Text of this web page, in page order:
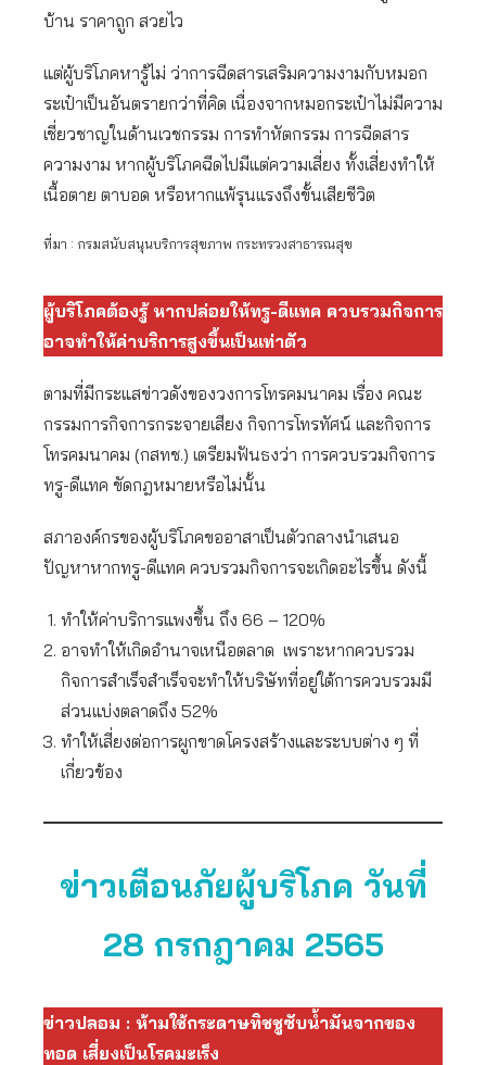
บ้าน ราคาถูก สวยไว
แต่ผู้บริโภคหารู้ไม่ ว่าการฉีดสารเสริมความงามกับหมอก
ระเป๋าเป็นอันตรายกว่าที่คิด เนื่องจากหมอกระเป๋าไม่มีความ
เชี่ยวชาญในด้านเวชกรรม การทำหัตกรรม การฉีดสาร
ความงาม หากผู้บริโภคฉีดไปมีแต่ความเสี่ยง ทั้งเสี่ยงทำให้
เนื้อตาย ตาบอด หรือหากแพ้รุนแรงถึงขั้นเสียชีวิต
ที่มา : กรมสนับสนุนบริการสุขภาพ กระทรวงสาธารณสุข
ผู้บริโภคต้องรู้ หากปล่อยให้ทรู-ดีแทค ควบรวมกิจการ
อาจทำให้ค่าบริการสูงขึ้นเป็นเท่าตัว
ตามที่มีกระแสข่าวดังของวงการโทรคมนาคม เรื่อง คณะ
กรรมการกิจการกระจายเสียง กิจการโทรทัศน์ และกิจการ
โทรคมนาคม (กสทช.) เตรียมฟันธงว่า การควบรวมกิจการ
ทรู-ดีแทค ขัดกฎหมายหรือไม่นั้น
สภาองค์กรของผู้บริโภคขออาสาเป็นตัวกลางนำเสนอ
ปัญหาหากทรู-ดีแทค ควบรวมกิจการจะเกิดอะไรขึ้น ดังนี้
ทำให้ค่าบริการแพงขึ้น ถึง 66 – 120%
อาจทำให้เกิดอำนาจเหนือตลาด เพราะหากควบรวม
กิจการสำเร็จสำเร็จจะทำให้บริษัทที่อยู่ใต้การควบรวมมี
ส่วนแบ่งตลาดถึง 52%
ทำให้เสี่ยงต่อการผูกขาดโครงสร้างและระบบต่าง ๆ ที่
เกี่ยวข้อง
ข่าวเตือนภัยผู้บริโภค วันที่
28 กรกฎาคม 2565
ข่าวปลอม : ห้ามใช้กระดาษทิชชูซับน้ำมันจากของ
ทอด เสี่ยงเป็นโรคมะเร็ง